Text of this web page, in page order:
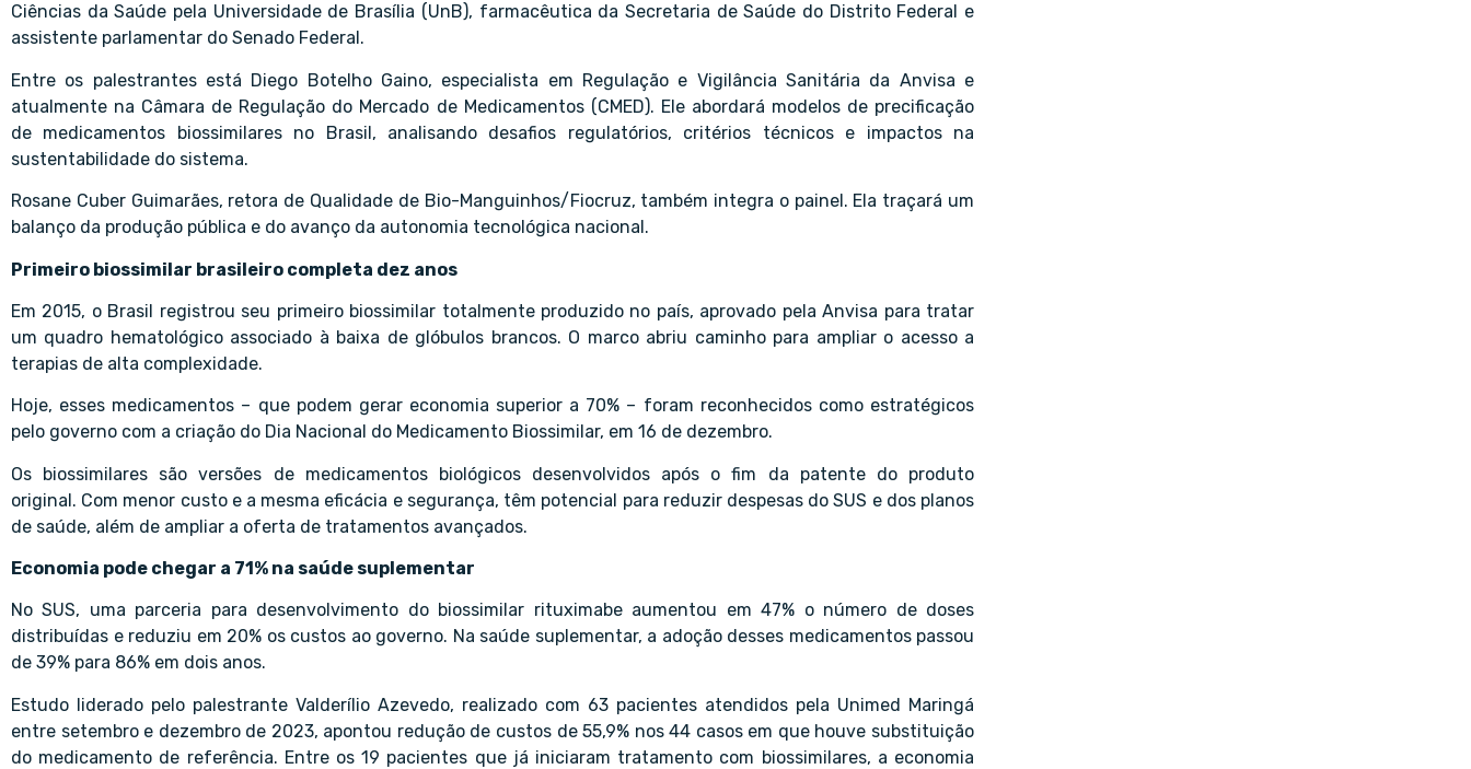
Ciências da Saúde pela Universidade de Brasília (UnB), farmacêutica da Secretaria de Saúde do Distrito Federal e
assistente parlamentar do Senado Federal.
Entre os palestrantes está Diego Botelho Gaino, especialista em Regulação e Vigilância Sanitária da Anvisa e
atualmente na Câmara de Regulação do Mercado de Medicamentos (CMED). Ele abordará modelos de precificação
de medicamentos biossimilares no Brasil, analisando desafios regulatórios, critérios técnicos e impactos na
sustentabilidade do sistema.
Rosane Cuber Guimarães, retora de Qualidade de Bio-Manguinhos/Fiocruz, também integra o painel. Ela traçará um
balanço da produção pública e do avanço da autonomia tecnológica nacional.
Primeiro biossimilar brasileiro completa dez anos
Em 2015, o Brasil registrou seu primeiro biossimilar totalmente produzido no país, aprovado pela Anvisa para tratar
um quadro hematológico associado à baixa de glóbulos brancos. O marco abriu caminho para ampliar o acesso a
terapias de alta complexidade.
Hoje, esses medicamentos – que podem gerar economia superior a 70% – foram reconhecidos como estratégicos
pelo governo com a criação do Dia Nacional do Medicamento Biossimilar, em 16 de dezembro.
Os biossimilares são versões de medicamentos biológicos desenvolvidos após o fim da patente do produto
original. Com menor custo e a mesma eficácia e segurança, têm potencial para reduzir despesas do SUS e dos planos
de saúde, além de ampliar a oferta de tratamentos avançados.
Economia pode chegar a 71% na saúde suplementar
No SUS, uma parceria para desenvolvimento do biossimilar rituximabe aumentou em 47% o número de doses
distribuídas e reduziu em 20% os custos ao governo. Na saúde suplementar, a adoção desses medicamentos passou
de 39% para 86% em dois anos.
Estudo liderado pelo palestrante Valderílio Azevedo, realizado com 63 pacientes atendidos pela Unimed Maringá
entre setembro e dezembro de 2023, apontou redução de custos de 55,9% nos 44 casos em que houve substituição
do medicamento de referência. Entre os 19 pacientes que já iniciaram tratamento com biossimilares, a economia